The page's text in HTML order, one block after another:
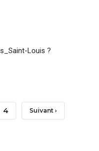
Louis ?
Page
4 Page
Suivant ›